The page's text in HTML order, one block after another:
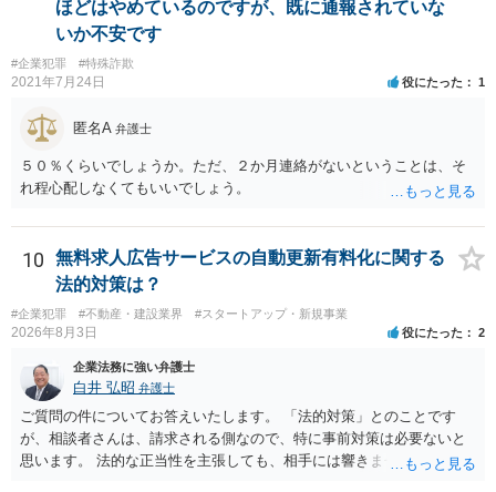
ほどはやめているのですが、既に通報されていな
いか不安です
#企業犯罪 #特殊詐欺
2021年7月24日 役にたった 1
匿名A 弁護士
５０％くらいでしょうか。ただ、２か月連絡がないということは、そ
れ程心配しなくてもいいでしょう。
10
無料求人広告サービスの自動更新有料化に関する
法的対策は？
#企業犯罪 #不動産・建設業界 #スタートアップ・新規事業
2026年8月3日 役にたった 2
企業法務に強い弁護士
白井 弘昭 弁護士
ご質問の件についてお答えいたします。 「法的対策」とのことです
が、相談者さんは、請求される側なので、特に事前対策は必要ないと
思います。 法的な正当性を主張しても、相手には響きません。そもそ